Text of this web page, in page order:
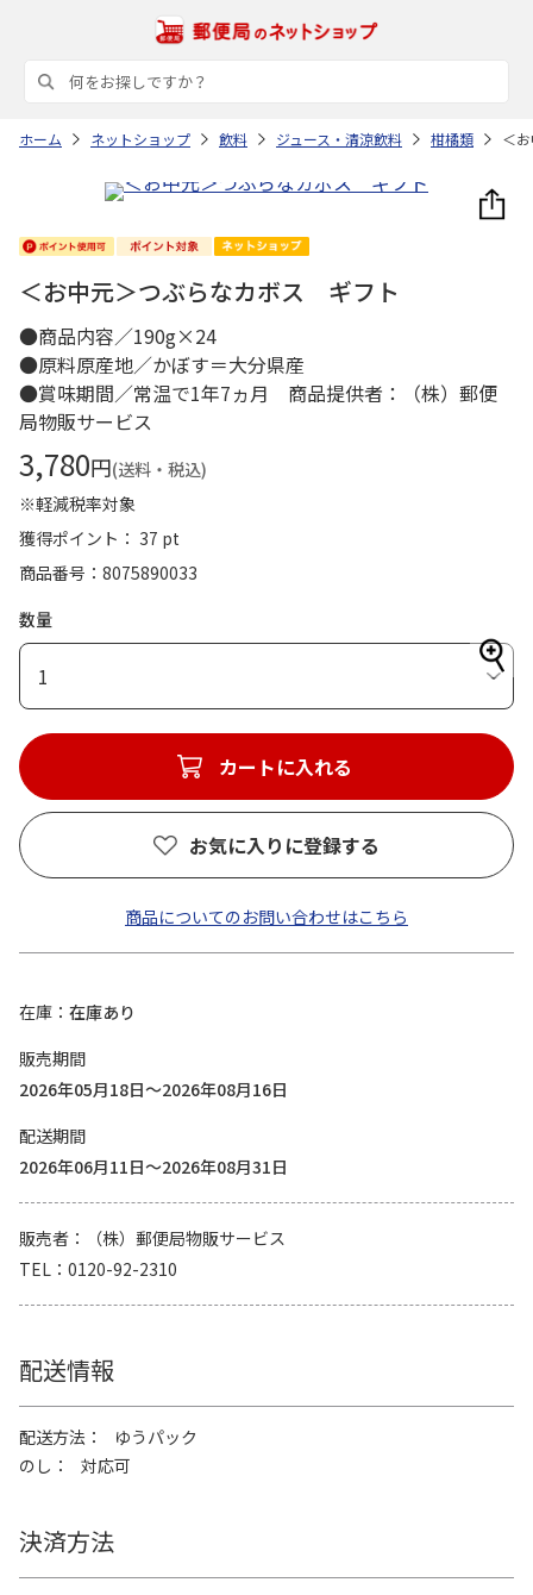
ホーム ネットショップ 飲料 ジュース・清涼飲料 柑橘類 ＜
＜お中元＞つぶらなカボス ギフト
●商品内容／190g×24
●原料原産地／かぼす＝大分県産
●賞味期間／常温で1年7ヵ月 商品提供者：（株）郵便
局物販サービス
3,780円(送料・税込)
※軽減税率対象
獲得ポイント： 37 pt
商品番号
8075890033
数量
1
カートに入れる
お気に入りに登録する
商品についてのお問い合わせはこちら
在庫
在庫あり
販売期間
2026年05月18日～2026年08月16日
配送期間
2026年06月11日～2026年08月31日
販売者
（株）郵便局物販サービス
TEL
0120-92-2310
配送情報
配送方法
ゆうパック
のし
対応可
決済方法